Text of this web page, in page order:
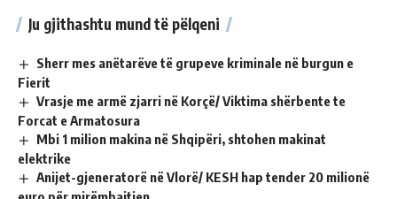
Ju gjithashtu mund të pëlqeni
Sherr mes anëtarëve të grupeve kriminale në burgun e
Fierit
Vrasje me armë zjarri në Korçë/ Viktima shërbente te
Forcat e Armatosura
Mbi 1 milion makina në Shqipëri, shtohen makinat
elektrike
Anijet-gjeneratorë në Vlorë/ KESH hap tender 20 milionë